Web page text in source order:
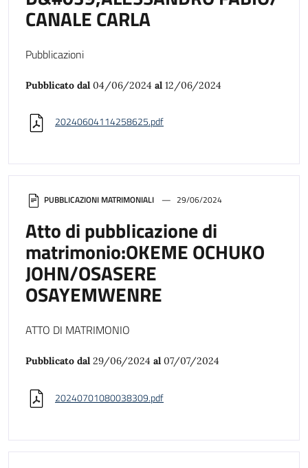
PUBBLICAZIONI MATRIMONIALI 29/06/2024
Atto di pubblicazione di
matrimonio:OKEME OCHUKO
JOHN/OSASERE
OSAYEMWENRE
ATTO DI MATRIMONIO
Pubblicato dal 29/06/2024 al 07/07/2024
20240701080038309.pdf
CANALE CARLA
Pubblicazioni
Pubblicato dal 04/06/2024 al 12/06/2024
20240604114258625.pdf